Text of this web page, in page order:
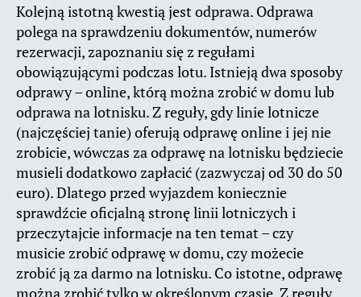
Kolejną istotną kwestią jest odprawa. Odprawa
polega na sprawdzeniu dokumentów, numerów
rezerwacji, zapoznaniu się z regułami
obowiązującymi podczas lotu. Istnieją dwa sposoby
odprawy – online, którą można zrobić w domu lub
odprawa na lotnisku. Z reguły, gdy linie lotnicze
(najczęściej tanie) oferują odprawę online i jej nie
zrobicie, wówczas za odprawę na lotnisku będziecie
musieli dodatkowo zapłacić (zazwyczaj od 30 do 50
euro). Dlatego przed wyjazdem koniecznie
sprawdźcie oficjalną stronę linii lotniczych i
przeczytajcie informacje na ten temat – czy
musicie zrobić odprawę w domu, czy możecie
zrobić ją za darmo na lotnisku. Co istotne, odprawę
można zrobić tylko w określonym czasie. Z reguły